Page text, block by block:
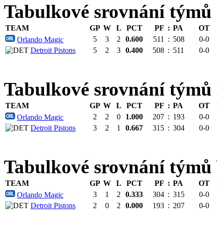
Tabulkové srovnání týmů
TEAM GP W L PCT PF : PA OT
Orlando Magic
5 3 2 0.600 511 : 508
0-0
Detroit Pistons
5 2 3 0.400 508 : 511 0-0
Tabulkové srovnání
TEAM GP W L PCT PF : PA OT
Orlando Magic
2 2 0 1.000 207 : 193
0-0
Detroit Pistons
3 2 1 0.667 315 : 304 0-0
Tabulkové srovnání
TEAM GP W L PCT PF : PA OT
Orlando Magic
3 1 2 0.333 304 : 315
0-0
Detroit Pistons
2 0 2 0.000 193 : 207 0-0